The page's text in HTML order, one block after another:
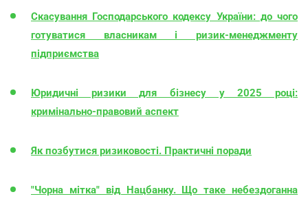
Скасування Господарського кодексу України: до чого
готуватися власникам і ризик-менеджменту
підприємства
Юридичні ризики для бізнесу у 2025 році:
кримінально-правовий аспект
Як позбутися ризиковості. Практичні поради
"Чорна мітка" від Нацбанку. Що таке небездоганна